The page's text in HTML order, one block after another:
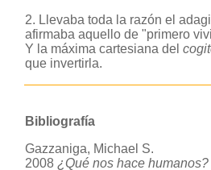
2. Llevaba toda la razón el
afirmaba aquello de "primero
Y la máxima cartesiana del
que invertirla.
Bibliografía
Gazzaniga, Michael S.
2008 ¿Qué nos hace